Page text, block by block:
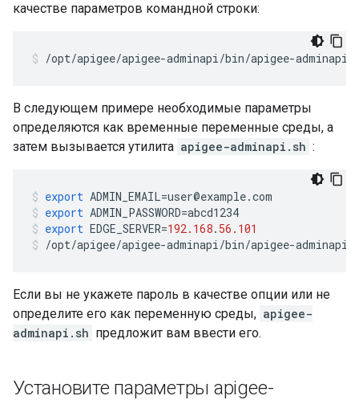
качестве параметров командной строки:
/opt/apigee/apigee-adminapi/bin/apigee-
В следующем примере необходимые параметры
определяются как временные переменные среды, а
затем вызывается утилита apigee-adminapi.sh :
export ADMIN_EMAIL=user@example.com
export ADMIN_PASSWORD=abcd1234
export EDGE_SERVER=192.168. 56.101
/opt/apigee/apigee-adminapi/bin/apigee-adminapi
Если вы не укажете пароль в качестве опции или не
определите его как переменную среды, apigee-
adminapi.sh предложит вам ввести его.
Установите параметры apigee-